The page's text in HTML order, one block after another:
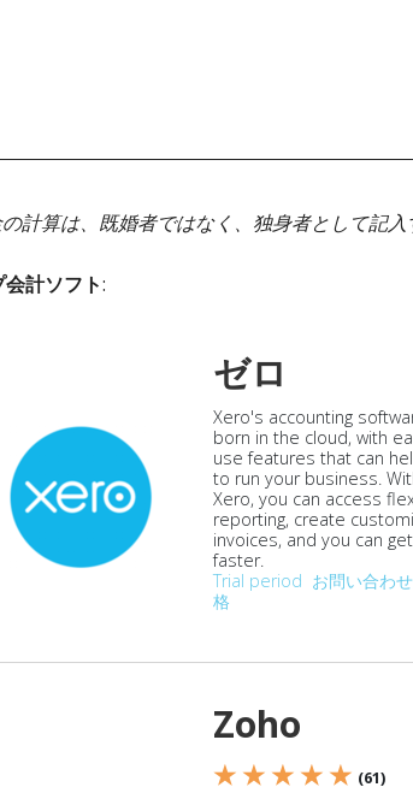
計算は、既婚者ではなく、独身者として記入
会計ソフト:
ゼロ
Xero's accounting
born in the cloud, with
use features that can
to run your business.
Xero, you can access
reporting, create
invoices, and you can
faster.
Trial period お問い合わ
格
Zoho
★ ★ ★ ★ ★ (61)